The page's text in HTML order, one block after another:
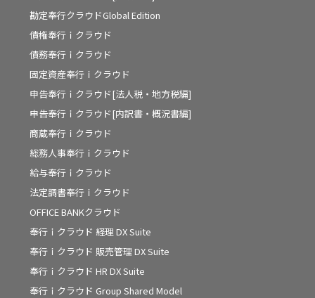
勘定奉行クラウドGlobal Edition
債権奉行ｉクラウド
債務奉行ｉクラウド
固定資産奉行ｉクラウド
申告奉行ｉクラウド[法人税・地方税編]
申告奉行ｉクラウド[内訳書・概況書編]
商蔵奉行ｉクラウド
総務人事奉行ｉクラウド
給与奉行ｉクラウド
法定調書奉行ｉクラウド
OFFICE BANKクラウド
奉行ｉクラウド 経理 DX Suite
奉行ｉクラウド 販売管理 DX Suite
奉行ｉクラウド HR DX Suite
奉行ｉクラウド Group Shared Model